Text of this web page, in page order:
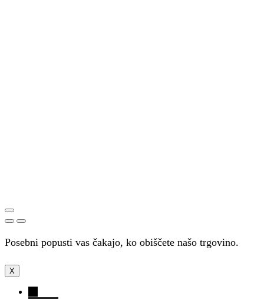
Posebni popusti vas čakajo, ko obiščete našo trgovino.
X